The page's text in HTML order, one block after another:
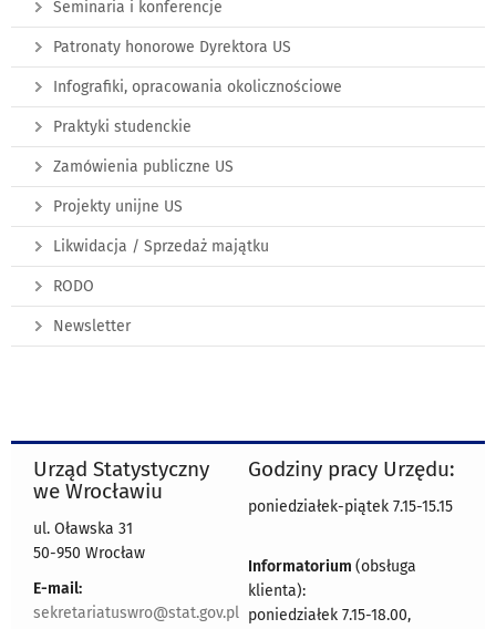
Seminaria i konferencje
Patronaty honorowe Dyrektora US
Infografiki, opracowania okolicznościowe
Praktyki studenckie
Zamówienia publiczne US
Projekty unijne US
Likwidacja / Sprzedaż majątku
RODO
Newsletter
Urząd Statystyczny
we Wrocławiu
ul. Oławska 31
50-950 Wrocław
E-mail:
sekretariatuswro@stat.gov.pl
Godziny pracy Urzędu:
poniedziałek-piątek 7.15-15.15
Informatorium (obsługa
klienta):
poniedziałek 7.15-18.00,